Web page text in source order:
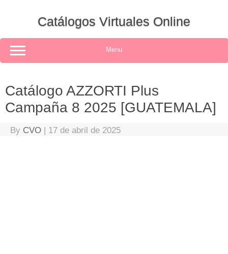
Catálogos Virtuales Online
Menu
Catálogo AZZORTI Plus
Campaña 8 2025 [GUATEMALA]
By CVO | 17 de abril de 2025